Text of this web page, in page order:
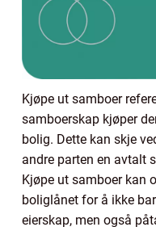
Kjøpe ut samboer
samboerskap kjøper
bolig. Dette kan skje
andre parten en avtalt
Kjøpe ut samboer kan
boliglånet for å ikke
eierskap, men også